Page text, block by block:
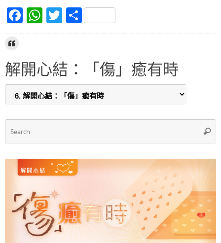
F
e
b
o
k
W
s
A
p
T
er
S
解開心結：「傷」癒有時